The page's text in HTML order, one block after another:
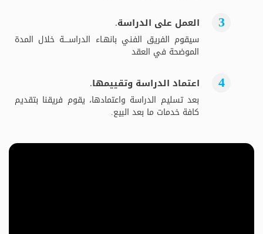
العمل على الدراسة.
سيقوم الفريق الفني بانهـاء الدراســــة خلال المدة
الموضحة في العقد
اعتماد الدراسة وتقييمها.
بعد تسليم الدراسة واعتمادها، يقوم فريقنا بتقديم
كافة خدمات ما بعد البيع.